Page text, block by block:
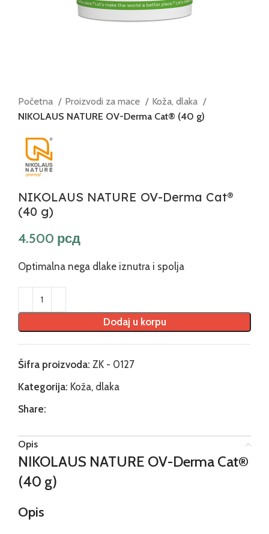
Početna Proizvodi za mace
Koža, dlaka
NIKOLAUS NATURE OV-Derma Cat® (40 g)
NIKOLAUS NATURE OV-Derma Cat®
(40 g)
рсд
Optimalna nega dlake iznutra i spolja
Dodaj u korpu
Šifra proizvoda: ZK - 0127
Kategorija: Koža, dlaka
Share:
Opis
NIKOLAUS NATURE OV-Derma Cat®
(40 g)
Opis